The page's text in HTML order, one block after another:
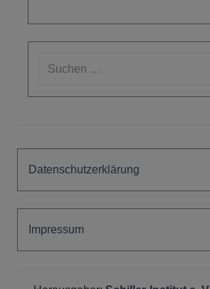
Suchen
Datenschutzerklärung
Impressum